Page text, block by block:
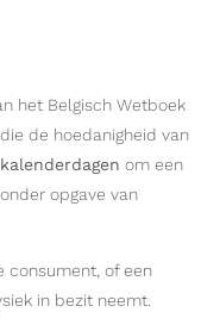
het Belgisch Wetboek
de hoedanigheid van
om een
opgave van
consument, of een
in bezit neemt.